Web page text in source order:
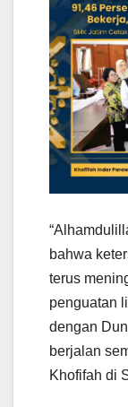
bahwa
terus
penguatan
dengan
berjalan
Khofifah di